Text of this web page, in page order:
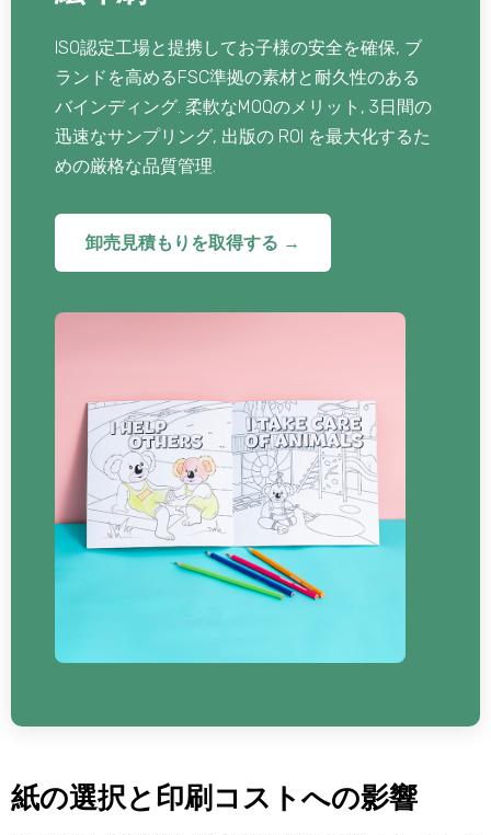
ISO認定工場と提携してお子様の安全を確保, ブ
ランドを高めるFSC準拠の素材と耐久性のある
バインディング. 柔軟なMOQのメリット, 3日間の
迅速なサンプリング, 出版の ROI を最大化するた
めの厳格な品質管理.
卸売見積もりを取得する →
紙の選択と印刷コストへの影響